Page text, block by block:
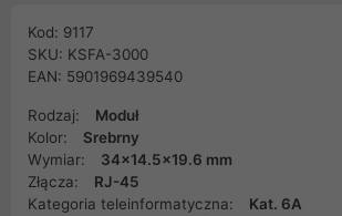
Kod: 9117
SKU: KSFA-3000
EAN: 5901969439540
Rodzaj:
Moduł
Kolor:
Srebrny
Wymiar:
34x14.5x19.6 mm
Złącza:
RJ-45
Kategoria teleinformatyczna:
Kat. 6A